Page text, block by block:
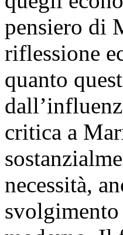
pensiero di
riflessione
quanto
critica a
necessità,